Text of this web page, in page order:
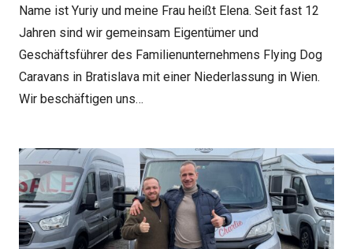
Name ist Yuriy und meine Frau heißt Elena. Seit fast 12
Jahren sind wir gemeinsam Eigentümer und
Geschäftsführer des Familienunternehmens Flying Dog
Caravans in Bratislava mit einer Niederlassung in Wien.
Wir beschäftigen uns…